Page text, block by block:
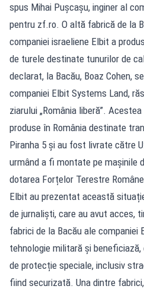
spus Mihai Puşcaşu, in­giner al
pentru zf.ro. O altă fabrică de la
companiei israeliene Elbit a
de turele destinate tunurilor de
declarat, la Bacău, Boaz Cohen,
companiei Elbit Systems Land,
ziarului „România liberă”.
produse în România destinate
Piranha 5 și au fost livrate către
urmând a fi montate pe mașinile
dotarea Forțelor Terestre
Elbit au prezentat această
de jurnaliști, care au avut acces,
fabrici de la Bacău ale companiei
tehnologie militară și
de protecție speciale, inclusiv
fiind securizată. Una dintre